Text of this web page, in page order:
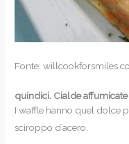
Fonte:
quindici. Cialde
I waffle hanno quel dolce
sciroppo d’acero.